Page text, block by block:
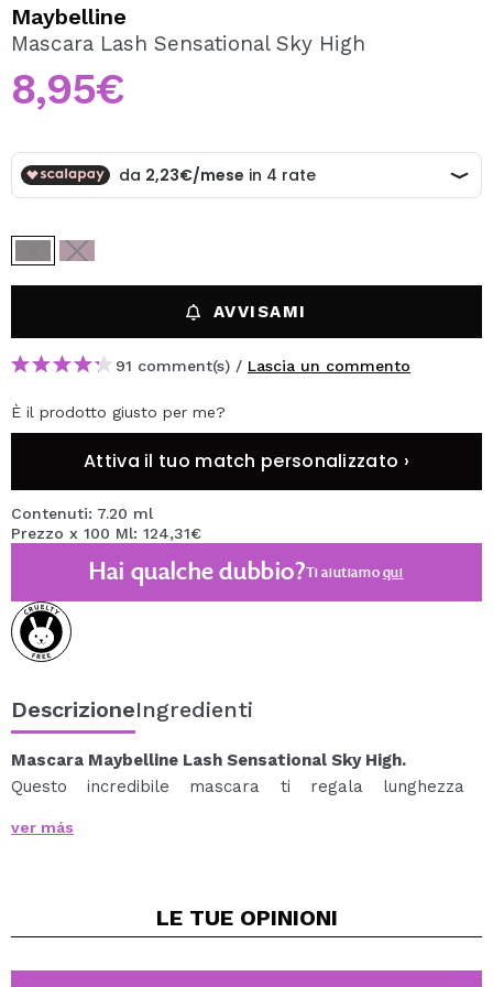
Creando un account su Maquibeauty.it potrai fare i tuoi
acquisti velocemente, controllare lo stato dei tuoi ordini e
consultare le tue operazioni precedenti.
CREARE UN ACCOUNT
Maybelline
Mascara Lash Sensational Sky High
8,95€
AVVISAMI
91 comment(s) / Lascia un commento
È il prodotto giusto per me?
Attiva il tuo match personalizzato ›
Contenuti: 7.20 ml
Prezzo x 100 Ml: 124,31€
Hai qualche dubbio?Ti aiutiamoqui
DescrizioneIngredienti
Mascara Maybelline Lash Sensational Sky High.
Questo incredibile mascara ti regala lunghezza
Il suo innovativo scovolino conico e flessibile raggiunge
suo dispenser permette di prelevare la quantità
Per ottenere un effetto incredibile, applica il mascara
ver más
LE TUE OPINIONI